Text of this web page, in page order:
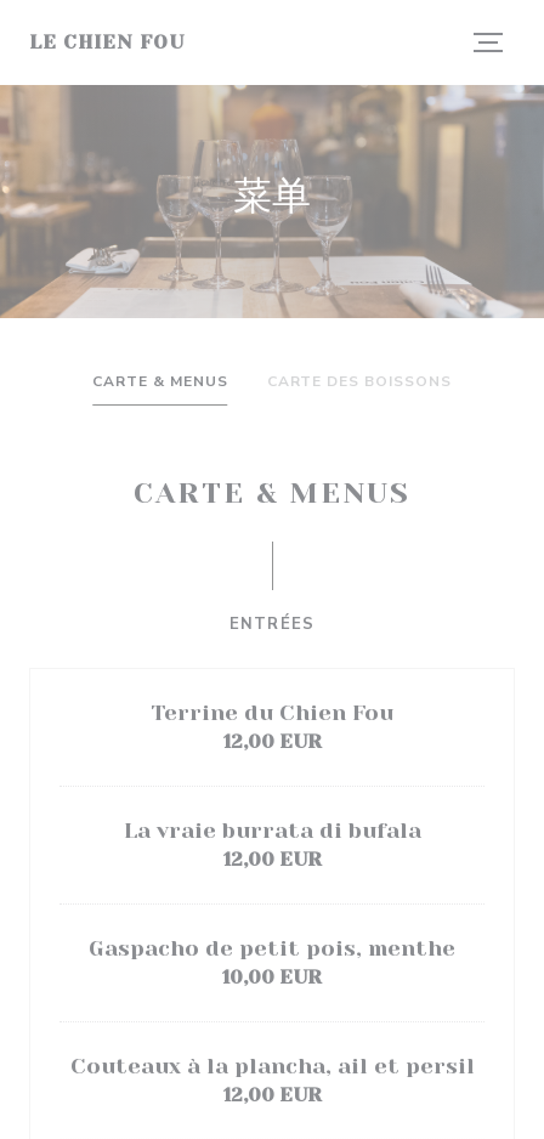
LE CHIEN FOU
菜单
CARTE & MENUS CARTE DES BOISSONS
CARTE & MENUS
ENTRÉES
Terrine du Chien Fou
12,00 EUR
La vraie burrata di bufala
12,00 EUR
Gaspacho de petit pois, menthe
10,00 EUR
Couteaux à la plancha, ail et persil
12,00 EUR